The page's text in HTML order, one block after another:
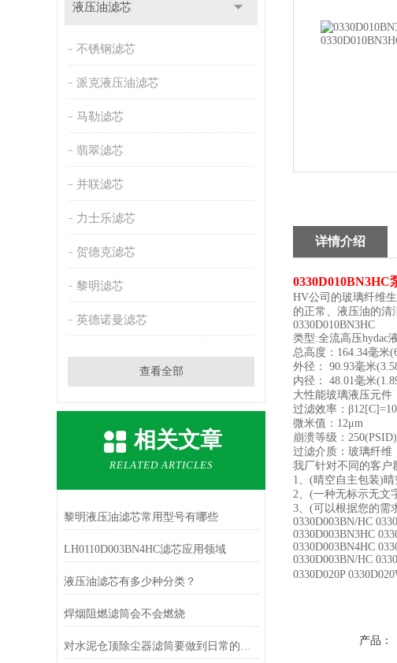
液压油滤芯
不锈钢滤芯
派克液压油滤芯
马勒滤芯
翡翠滤芯
并联滤芯
力士乐滤芯
贺德克滤芯
黎明滤芯
英德诺曼滤芯
查看全部
相关文章
RELATED ARTICLES
黎明液压油滤芯常用型号有哪些
LH0110D003BN4HC滤芯应用领域
液压油滤芯有多少种分类？
焊烟阻燃滤筒会不会燃烧
对水泥仓顶除尘器滤筒要做到日常的检查
详情介绍
0330D010BN3HC
HV公司的玻璃纤维
的正常、液压油的清
0330D010BN3HC
类型:全流高压hydac
总高度：164.34毫米
外径： 90.93毫米
内径： 48.01毫米
大性能玻璃液压元件
过滤效率：
微米值：12μm
崩溃等级：250(PSID)
过滤介质：玻璃纤维
我厂针对不同的客户
1、(晴空自主包装)晴
2、(一种无标示无文
3、(可以根据您的需
0330D003BN/HC
0330D003BN3HC
0330D003BN4HC
0330D003BN/HC
0330D020P
产品：